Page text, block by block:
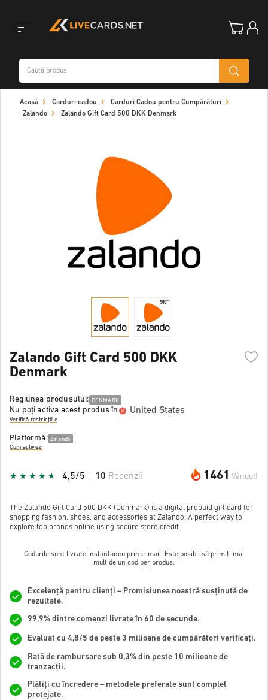
navigation
Acasă Carduri cadou
Carduri Cadou pentru Cumpărături
Zalando
Zalando Gift Card 500 DKK Denmark
Zalando Gift Card 500 DKK
Denmark
Regiunea produsului: DENMARK
Nu poți activa acest produs în United States
Verifică restricțiile
Platformă: Zalando
Cum activezi
1461 Vândut!
4,5/5 10 Recenzii
The Zalando Gift Card 500 DKK (Denmark) is a digital prepaid gift card for
shopping fashion, shoes, and accessories at Zalando. A perfect way to
explore top brands online using secure store credit.
Codurile sunt livrate instantaneu prin e-mail. Este posibil să primiți mai
mult de un cod per produs.
Excelență pentru clienți – Promisiunea noastră susținută de
rezultate.
99,9% dintre comenzi livrate în 60 de secunde.
Evaluat cu 4,8/5 de peste 3 milioane de cumpărători verificați.
Rată de rambursare sub 0,3% din peste 10 milioane de
tranzacții.
Plătiți cu încredere – metodele preferate sunt complet
protejate.